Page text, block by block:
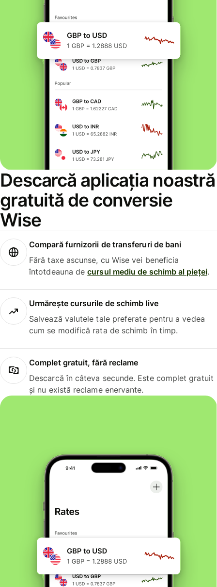
Descarcă aplicația noastră
gratuită de conversie
Wise
Compară furnizorii de transferuri de bani
Fără taxe ascunse, cu Wise vei beneficia
întotdeauna decursul mediu de schimb al pieței.
Urmărește cursurile de schimb live
Salvează valutele tale preferate pentru a vedea
cum se modifică rata de schimb în timp.
Complet gratuit, fără reclame
Descarcă în câteva secunde. Este complet gratuit
și nu există reclame enervante.